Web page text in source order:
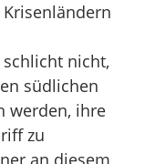
nicht,
südlichen
werden, ihre
zu
an diesem